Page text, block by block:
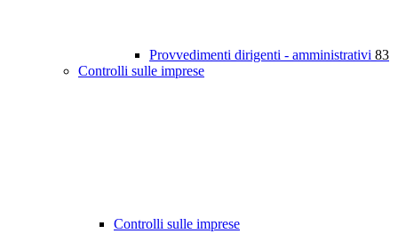
Provvedimenti dirigenti - amministrativi 83
Controlli sulle imprese
Controlli sulle imprese